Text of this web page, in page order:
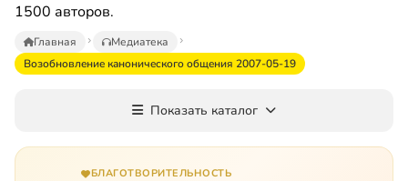
1500 авторов.
Главная
Медиатека
Boзoбнoвлeниe кaнoничecкoгo oбщeния 2007-05-19
Показать каталог
БЛАГОТВОРИТЕЛЬНОСТЬ